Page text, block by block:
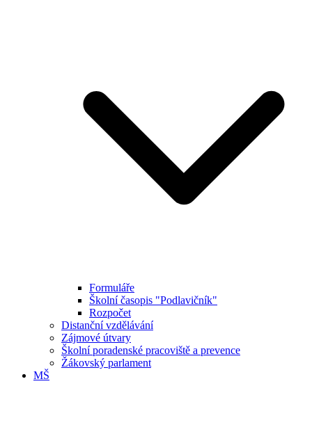
Formuláře
Školní časopis "Podlavičník"
Rozpočet
Distanční vzdělávání
Zájmové útvary
Školní poradenské pracoviště a prevence
Žákovský parlament
MŠ